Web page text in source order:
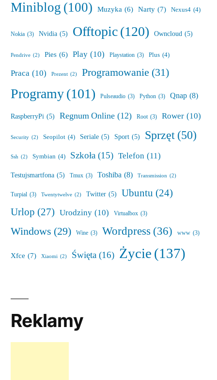
Miniblog (100) Muzyka (6) Narty (7) Nexus4 (4)
Nokia (3) Nvidia (5) Offtopic(120) Owncloud (5)
Pendrive (2) Pies (6) Play (10) Playstation (3) Plus (4)
Praca (10) Prezent (2) Programowanie (31)
Programy(101) Pulseaudio (3) Python (3) Qnap (8)
RaspberryPi (5) Regnum Online (12) Root (3) Rower (10)
Security (2) Seopilot (4) Seriale (5) Sport (5) Sprzęt(50)
Ssh (2) Symbian (4) Szkoła (15) Telefon (11)
Testujsmartfona (5) Tmux (3) Toshiba (8) Transmission (2)
Turpial (3) Twentytwelve (2) Twitter (5) Ubuntu (24)
Urlop (27) Urodziny (10) Virtualbox (3)
Windows (29) Wine (3) Wordpress (36) www (3)
Xfce (7) Xiaomi (2) Święta (16) Życie(137)
Reklamy